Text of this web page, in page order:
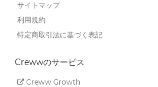
サイトマップ
利用規約
特定商取引法に基づく表記
Crewwのサービス
Creww Growth